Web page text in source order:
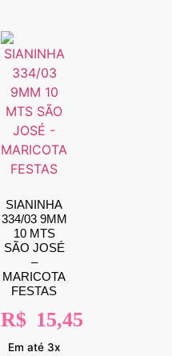
SIANINHA
334/03 9MM
10 MTS
SÃO JOSÉ
–
MARICOTA
FESTAS
R$ 15,45
Em até 3x